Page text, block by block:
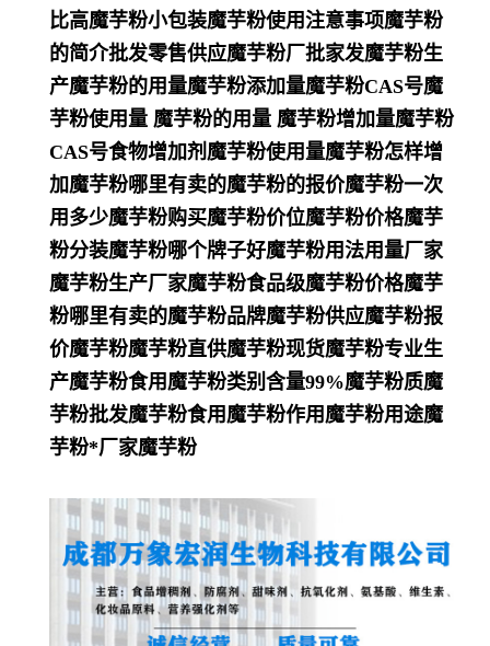
比高魔芋粉小包装魔芋粉使用注意事项魔芋粉
的简介批发零售供应魔芋粉厂批家发魔芋粉生
产魔芋粉的用量魔芋粉添加量魔芋粉CAS号魔
芋粉使用量 魔芋粉的用量 魔芋粉增加量魔芋粉
CAS号食物增加剂魔芋粉使用量魔芋粉怎样增
加魔芋粉哪里有卖的魔芋粉的报价魔芋粉一次
用多少魔芋粉购买魔芋粉价位魔芋粉价格魔芋
粉分装魔芋粉哪个牌子好魔芋粉用法用量厂家
魔芋粉生产厂家魔芋粉食品级魔芋粉价格魔芋
粉哪里有卖的魔芋粉品牌魔芋粉供应魔芋粉报
价魔芋粉魔芋粉直供魔芋粉现货魔芋粉专业生
产魔芋粉食用魔芋粉类别含量99%魔芋粉质魔
芋粉批发魔芋粉食用魔芋粉作用魔芋粉用途魔
芋粉*厂家魔芋粉